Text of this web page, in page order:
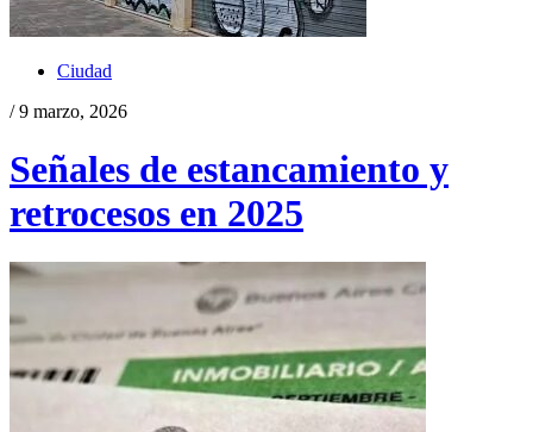
Ciudad
/ 9 marzo, 2026
Señales de estancamiento y
retrocesos en 2025